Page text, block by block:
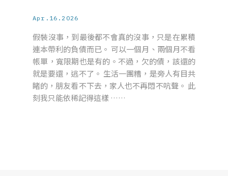
Apr.16.2026
假裝沒事，到最後都不會真的沒事，只是在累積
連本帶利的負債而已。 可以一個月、兩個月不看
帳單，寬限期也是有的。不過，欠的債，該還的
就是要還，逃不了。 生活一團糟，是旁人有目共
睹的，朋友看不下去，家人也不再悶不吭聲。 此
刻我只能依稀記得這樣 ……